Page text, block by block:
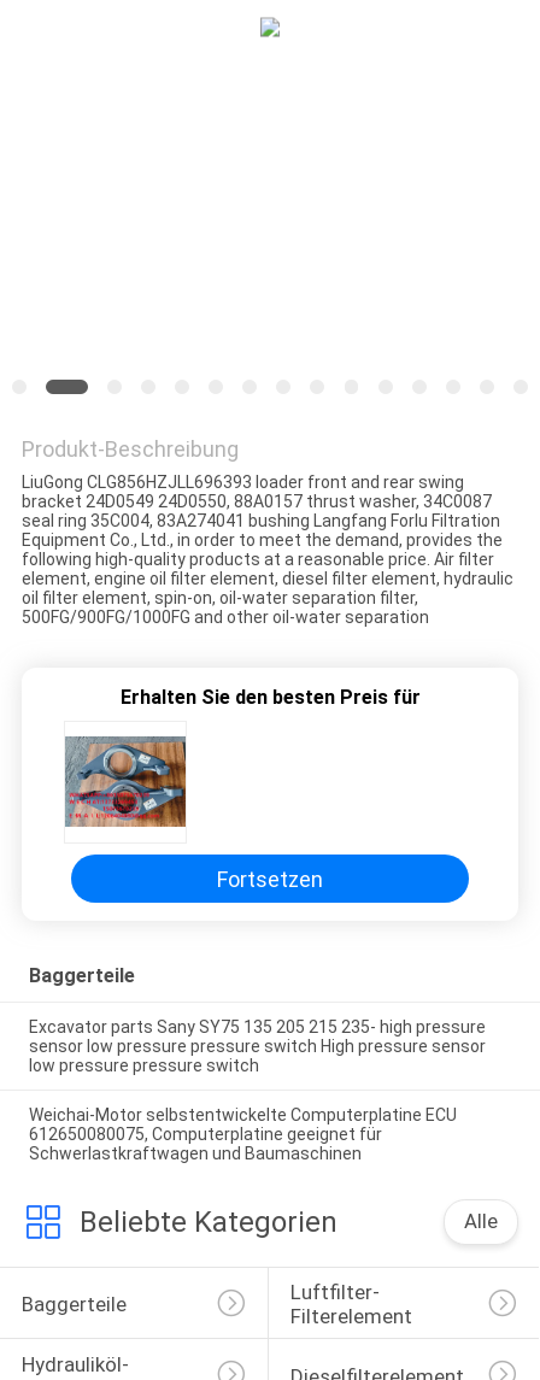
PRIVACY
POLICY
Produkt-Beschreibung
LiuGong CLG856HZJLL696393 loader front and rear swing
bracket 24D0549 24D0550, 88A0157 thrust washer, 34C0087
seal ring 35C004, 83A274041 bushing Langfang Forlu Filtration
Equipment Co., Ltd., in order to meet the demand, provides the
following high-quality products at a reasonable price. Air filter
element, engine oil filter element, diesel filter element, hydraulic
oil filter element, spin-on, oil-water separation filter,
500FG/900FG/1000FG and other oil-water separation
Erhalten Sie den besten Preis für
Fortsetzen
Baggerteile
Excavator parts Sany SY75 135 205 215 235- high pressure
sensor low pressure pressure switch High pressure sensor
low pressure pressure switch
Weichai-Motor selbstentwickelte Computerplatine ECU
612650080075, Computerplatine geeignet für
Schwerlastkraftwagen und Baumaschinen
Beliebte Kategorien Alle
Baggerteile
Luftfilter-
Filterelement
Hydrauliköl-